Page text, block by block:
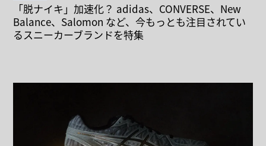
「脱ナイキ」加速化？ adidas、CONVERSE、New
Balance、Salomon など、今もっとも注目されてい
るスニーカーブランドを特集